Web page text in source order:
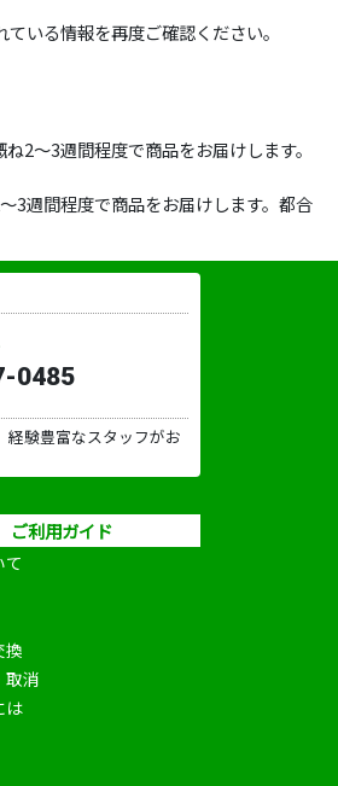
いる情報を再度ご確認ください。
2～3週間程度で商品をお届けします。
3週間程度で商品をお届けします。都合
0485
経験豊富なスタッフがお
ご利用ガイド
て
換
取消
は